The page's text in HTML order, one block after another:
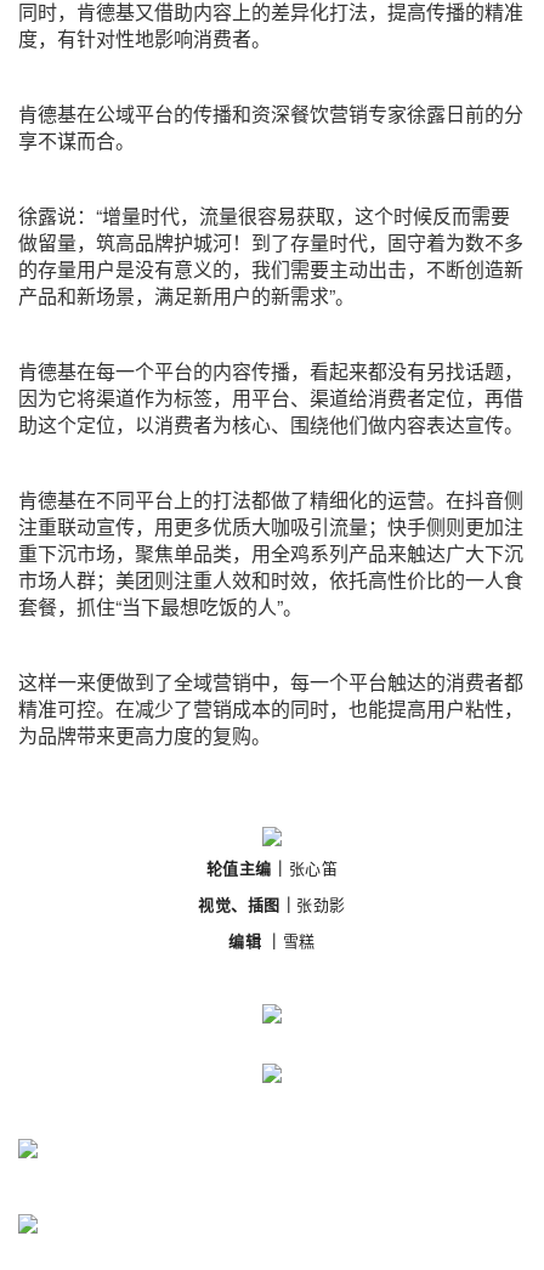
同时，肯德基又借助内容上的差异化打法，提高传播的精准
度，有针对性地影响消费者。
肯德基在公域平台的传播和资深餐饮营销专家徐露日前的分
享不谋而合。
徐露说：“增量时代，流量很容易获取，这个时候反而需要
做留量，筑高品牌护城河！到了存量时代，固守着为数不多
的存量用户是没有意义的，我们需要主动出击，不断创造新
产品和新场景，满足新用户的新需求”。
肯德基在每一个平台的内容传播，看起来都没有另找话题，
因为它将渠道作为标签，用平台、渠道给消费者定位，再借
助这个定位，以消费者为核心、围绕他们做内容表达宣传。
肯德基在不同平台上的打法都做了精细化的运营。在抖音侧
注重联动宣传，用更多优质大咖吸引流量；快手侧则更加注
重下沉市场，聚焦单品类，用全鸡系列产品来触达广大下沉
市场人群；美团则注重人效和时效，依托高性价比的一人食
套餐，抓住“当下最想吃饭的人”。
这样一来便做到了全域营销中，每一个平台触达的消费者都
精准可控。在减少了营销成本的同时，也能提高用户粘性，
为品牌带来更高力度的复购。
轮值主编｜ 张心笛
视觉、插图｜ 张劲影
编辑 ｜ 雪糕